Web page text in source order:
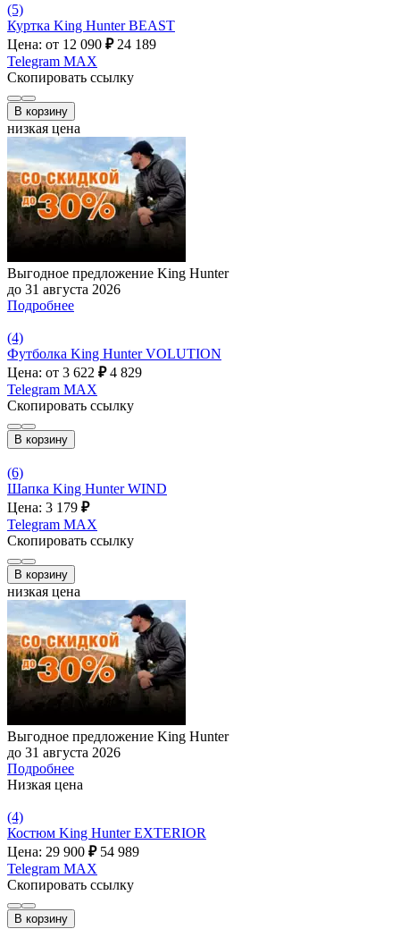
(5)
Куртка King Hunter BEAST
Цена: от 12 090 ₽ 24 189
Telegram MAX
Скопировать ссылку
В корзину
низкая цена
Выгодное предложение King Hunter
до 31 августа 2026
Подробнее
(4)
Футболка King Hunter VOLUTION
Цена: от 3 622 ₽ 4 829
Telegram MAX
Скопировать ссылку
В корзину
(6)
Шапка King Hunter WIND
Цена: 3 179 ₽
Telegram MAX
Скопировать ссылку
В корзину
низкая цена
Выгодное предложение King Hunter
до 31 августа 2026
Подробнее
Низкая цена
(4)
Костюм King Hunter EXTERIOR
Цена: 29 900 ₽ 54 989
Telegram MAX
Скопировать ссылку
В корзину